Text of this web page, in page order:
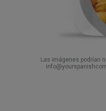
Las imágenes podrían